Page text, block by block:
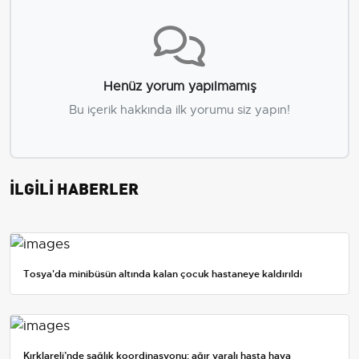
Henüz yorum yapılmamış
Bu içerik hakkında ilk yorumu siz yapın!
İLGİLİ HABERLER
Tosya'da minibüsün altında kalan çocuk hastaneye kaldırıldı
Kırklareli’nde sağlık koordinasyonu: ağır yaralı hasta hava